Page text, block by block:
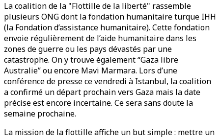
La coalition de la "Flottille de la liberté" rassemble
plusieurs ONG dont la fondation humanitaire turque IHH
(la Fondation d’assistance humanitaire). Cette fondation
envoie régulièrement de l’aide humanitaire dans les
zones de guerre ou les pays dévastés par une
catastrophe. On y trouve également “Gaza libre
Australie” ou encore Mavi Marmara. Lors d’une
conférence de presse ce vendredi à Istanbul, la coalition
a confirmé un départ prochain vers Gaza mais la date
précise est encore incertaine. Ce sera sans doute la
semaine prochaine.
La mission de la flottille affiche un but simple : mettre un